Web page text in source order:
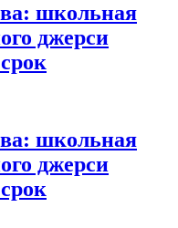
школьная
джерси
школьная
джерси